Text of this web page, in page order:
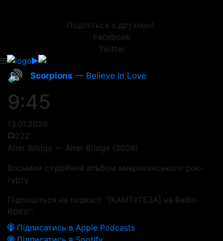
Поділіться з друзями!
Facebook
Twitter
🔊 Scorpions — Believe In Love
9:45
13.01.2026
222
Alter Bridge — Alter Bridge (2026)
Восьмий студійний альбом американського рок-
гурту.
Підпишіться на подкаст "[КАМТУГЕЗА] на Radio
ROKS":
Підписатись в Apple Podcasts